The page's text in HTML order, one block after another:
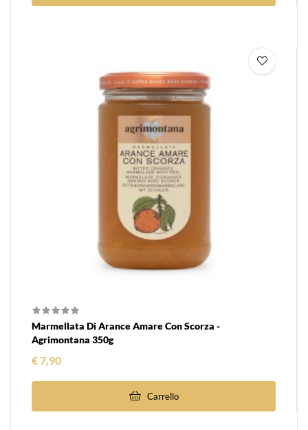
Marmellata Di Arance Amare Con Scorza -
Agrimontana 350g
Prezzo
€ 7,90
Carrello